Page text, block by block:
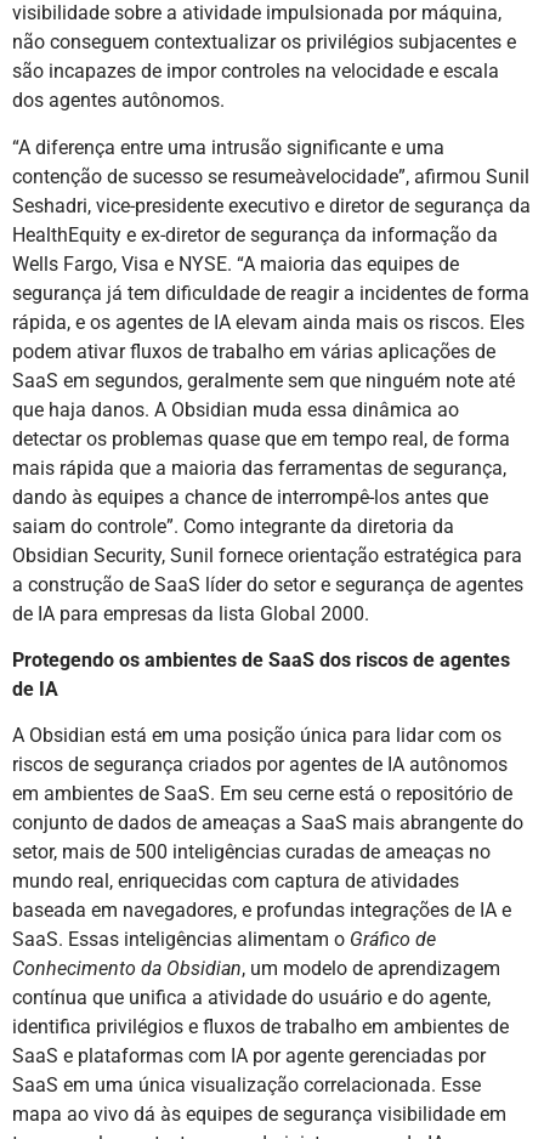
visibilidade sobre a atividade impulsionada por máquina,
não conseguem contextualizar os privilégios subjacentes e
são incapazes de impor controles na velocidade e escala
dos agentes autônomos.
“A diferença entre uma intrusão significante e uma
contenção de sucesso se resumeàvelocidade”, afirmou Sunil
Seshadri, vice-presidente executivo e diretor de segurança da
HealthEquity e ex-diretor de segurança da informação da
Wells Fargo, Visa e NYSE. “A maioria das equipes de
segurança já tem dificuldade de reagir a incidentes de forma
rápida, e os agentes de IA elevam ainda mais os riscos. Eles
podem ativar fluxos de trabalho em várias aplicações de
SaaS em segundos, geralmente sem que ninguém note até
que haja danos. A Obsidian muda essa dinâmica ao
detectar os problemas quase que em tempo real, de forma
mais rápida que a maioria das ferramentas de segurança,
dando às equipes a chance de interrompê-los antes que
saiam do controle”. Como integrante da diretoria da
Obsidian Security, Sunil fornece orientação estratégica para
a construção de SaaS líder do setor e segurança de agentes
de IA para empresas da lista Global 2000.
Protegendo os ambientes de SaaS dos riscos de agentes
de IA
A Obsidian está em uma posição única para lidar com os
riscos de segurança criados por agentes de IA autônomos
em ambientes de SaaS. Em seu cerne está o repositório de
conjunto de dados de ameaças a SaaS mais abrangente do
setor, mais de 500 inteligências curadas de ameaças no
mundo real, enriquecidas com captura de atividades
baseada em navegadores, e profundas integrações de IA e
SaaS. Essas inteligências alimentam o Gráfico de
Conhecimento da Obsidian, um modelo de aprendizagem
contínua que unifica a atividade do usuário e do agente,
identifica privilégios e fluxos de trabalho em ambientes de
SaaS e plataformas com IA por agente gerenciadas por
SaaS em uma única visualização correlacionada. Esse
mapa ao vivo dá às equipes de segurança visibilidade em